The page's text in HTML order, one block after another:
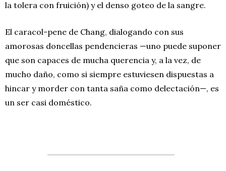
la tolera con fruición) y el denso goteo de la sangre.
El caracol-pene de Chang, dialogando con sus
amorosas doncellas pendencieras —uno puede suponer
que son capaces de mucha querencia y, a la vez, de
mucho daño, como si siempre estuviesen dispuestas a
hincar y morder con tanta saña como delectación—, es
un ser casi doméstico.